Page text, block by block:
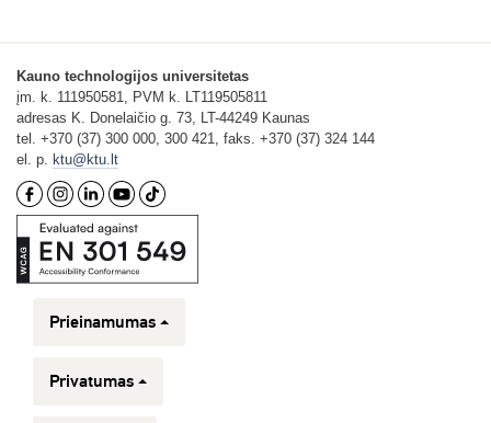
Kauno technologijos universitetas
įm. k. 111950581, PVM k. LT119505811
adresas K. Donelaičio g. 73, LT-44249 Kaunas
tel. +370 (37) 300 000, 300 421, faks. +370 (37) 324 144
el. p. ktu@ktu.lt
Prieinamumas
Privatumas